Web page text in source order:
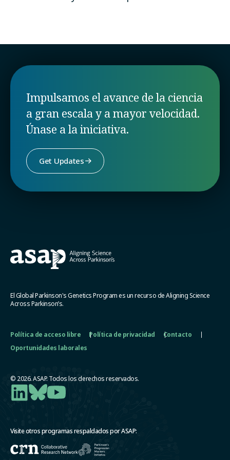
Impulsamos el avance de la ciencia
a gran escala y a mayor velocidad.
Únase a la iniciativa.
Get Updates
El Global Parkinson's Genetics Program es un recurso de Aligning Science
Across Parkinson’s.
Política de acceso libre Política de privacidad
Contacto
Oportunidades laborales
© 2026. ASAP. Todos los derechos reservados.
Visite otros programas respaldados por ASAP: